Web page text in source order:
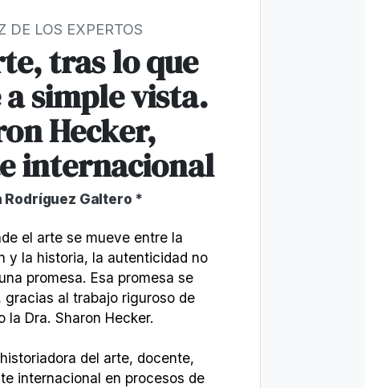
DE LOS EXPERTOS
tras lo que
a simple vista.
Hecker,
internacional
Rodríguez Galtero *
el arte se mueve entre la
y la historia, la autenticidad no
promesa. Esa promesa se
gracias al trabajo riguroso de
la Dra. Sharon Hecker.
del arte, docente,
internacional en procesos de